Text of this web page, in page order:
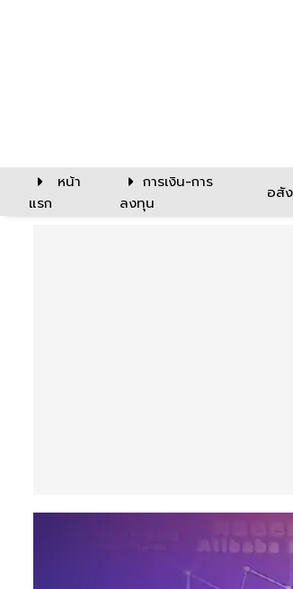
หน้า
แรก
การเงิน-การ
ลงทุน
อสั